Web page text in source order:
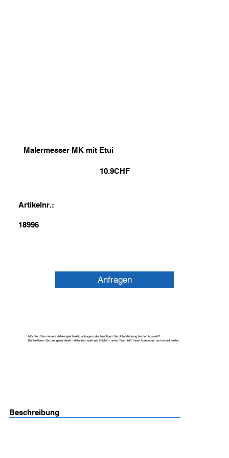
Malermesser MK mit Etui
10.9CHF
Artikelnr.:
18996
Anfragen
Möchten Sie mehrere Artikel gleichzeitig anfragen oder benötigen Sie Unterstützung bei der Auswahl?
Kontaktieren Sie uns gerne direkt telefonisch oder per E-Mail – unser Team hilft Ihnen kompetent und schnell weiter.
Beschreibung